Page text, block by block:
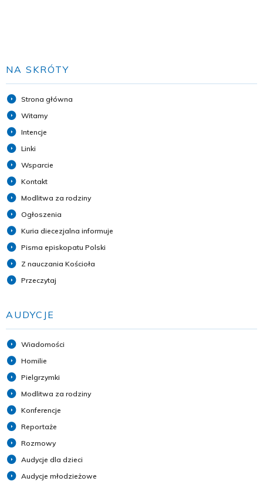
NA SKRÓTY
Strona główna
Witamy
Intencje
Linki
Wsparcie
Kontakt
Modlitwa za rodziny
Ogłoszenia
Kuria diecezjalna informuje
Pisma episkopatu Polski
Z nauczania Kościoła
Przeczytaj
AUDYCJE
Wiadomości
Homilie
Pielgrzymki
Modlitwa za rodziny
Konferencje
Reportaże
Rozmowy
Audycje dla dzieci
Audycje młodzieżowe